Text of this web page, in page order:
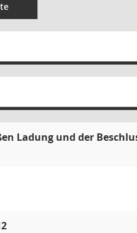
Ladung und der